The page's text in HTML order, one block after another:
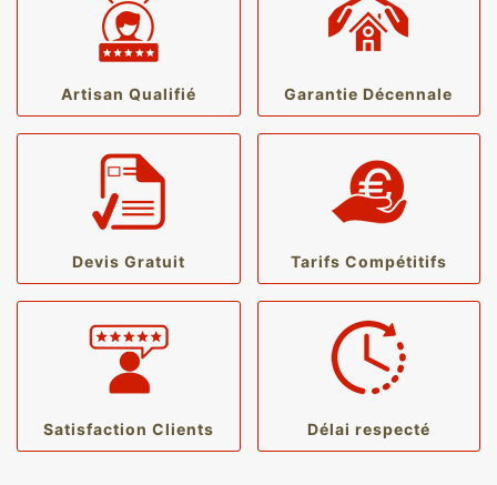
Artisan Qualifié Garantie Décennale
Devis Gratuit Tarifs Compétitifs
Satisfaction Clients Délai respecté